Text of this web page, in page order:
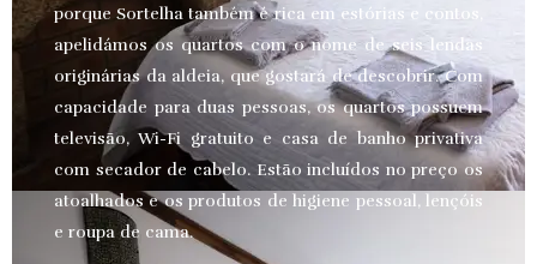
porque Sortelha também é rica em estórias e contos,
apelidámos os quartos com o nome de seis lendas
originárias da aldeia, que gostará de descobrir. Com
capacidade para duas pessoas, os quartos possuem
televisão, Wi-Fi gratuito e casa de banho privativa
com secador de cabelo. Estão incluídos no preço os
atoalhados e os produtos de higiene pessoal, lençóis
e roupa de cama.